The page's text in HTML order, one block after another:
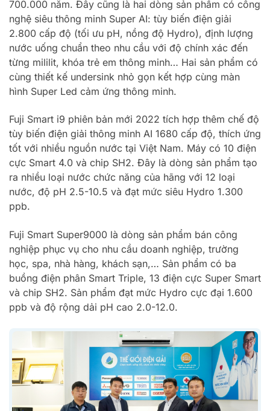
700.000 năm. Đây cũng là hai dòng sản phẩm có công
nghệ siêu thông minh Super AI: tùy biến điện giải
2.800 cấp độ (tối ưu pH, nồng độ Hydro), định lượng
nước uống chuẩn theo nhu cầu với độ chính xác đến
từng mililit, khóa trẻ em thông minh… Hai sản phẩm có
cùng thiết kế undersink nhỏ gọn kết hợp cùng màn
hình Super Led cảm ứng thông minh.
Fuji Smart i9 phiên bản mới 2022 tích hợp thêm chế độ
tùy biến điện giải thông minh AI 1680 cấp độ, thích ứng
tốt với nhiều nguồn nước tại Việt Nam. Máy có 10 điện
cực Smart 4.0 và chip SH2. Đây là dòng sản phẩm tạo
ra nhiều loại nước chức năng của hãng với 12 loại
nước, độ pH 2.5-10.5 và đạt mức siêu Hydro 1.300
ppb.
Fuji Smart Super9000 là dòng sản phẩm bán công
nghiệp phục vụ cho nhu cầu doanh nghiệp, trường
học, spa, nhà hàng, khách sạn,… Sản phẩm có ba
buồng điện phân Smart Triple, 13 điện cực Super Smart
và chip SH2. Sản phẩm đạt mức Hydro cực đại 1.600
ppb và độ rộng dải pH cao 2.0-12.0.